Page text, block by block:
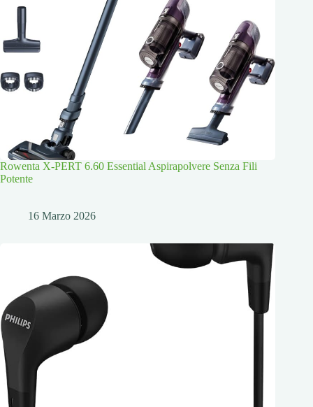
Rowenta X-PERT 6.60 Essential Aspirapolvere Senza Fili
Potente
16 Marzo 2026